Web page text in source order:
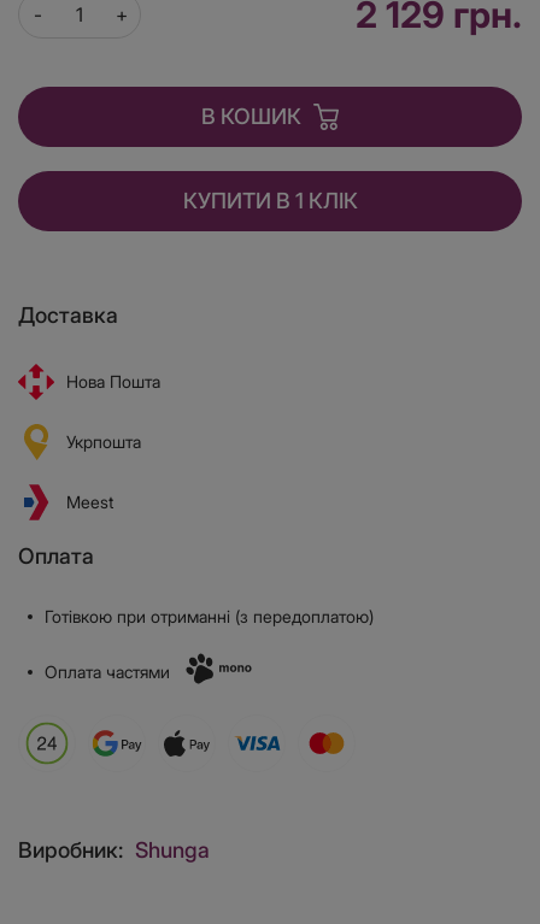
2 129 грн.
В КОШИК
КУПИТИ В 1 КЛІК
Доставка
Нова Пошта
Укрпошта
Meest
Оплата
Готівкою при отриманні (з передоплатою)
Оплата частями
Виробник: Shunga